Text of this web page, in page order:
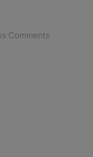
Comments